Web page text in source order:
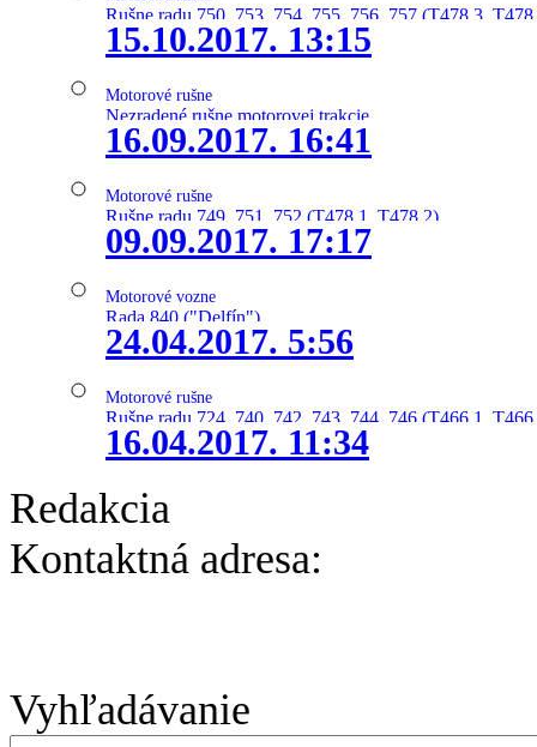
Rušne radu 750, 753, 754, 755, 756, 757 (T478.3,
15.10.2017. 13:15
Motorové rušne
Nezradené rušne motorovej trakcie
16.09.2017. 16:41
Motorové rušne
Rušne radu 749, 751, 752 (T478.1, T478.2)
09.09.2017. 17:17
Motorové vozne
Rada 840 ("Delfín")
24.04.2017. 5:56
Motorové rušne
Rušne radu 724, 740, 742, 743, 744, 746 (T466.1,
16.04.2017. 11:34
Redakcia
Kontaktná adresa:
Vyhľadávanie